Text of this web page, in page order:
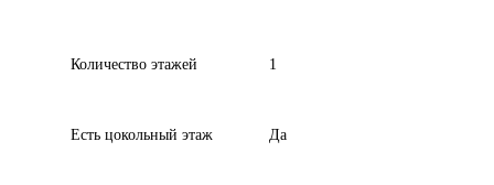
Количество этажей 1
Есть цокольный этаж Да